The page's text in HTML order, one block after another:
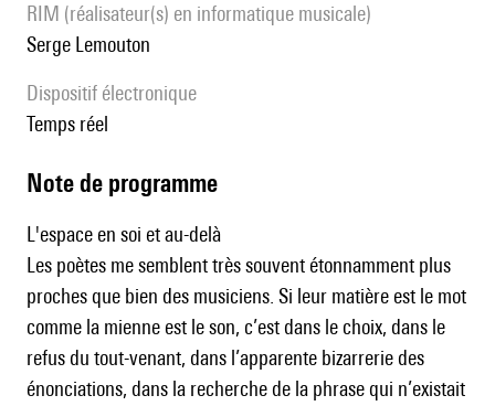
RIM (réalisateur(s) en informatique musicale)
Serge Lemouton
Dispositif électronique
temps réel
Note de programme
L'espace en soi et au-delà
Les poètes me semblent très souvent étonnamment plus
proches que bien des musiciens. Si leur matière est le mot
comme la mienne est le son, c’est dans le choix, dans le
refus du tout-venant, dans l’apparente bizarrerie des
énonciations, dans la recherche de la phrase qui n’existait